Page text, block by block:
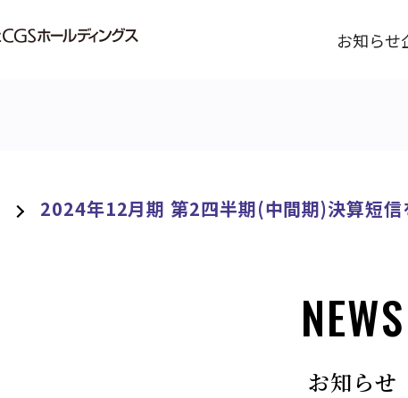
お知らせ
2024年12月期 第2四半期(中間期)決算短信
NEWS
お知らせ